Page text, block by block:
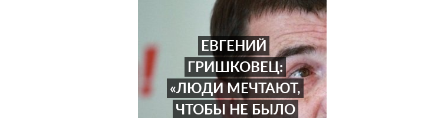
ЕВГЕНИЙ
ГРИШКОВЕЦ:
«ЛЮДИ МЕЧТАЮТ,
ЧТОБЫ НЕ БЫЛО